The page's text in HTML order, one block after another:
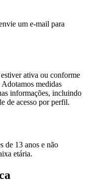
um e-mail para
ativa ou conforme
medidas
informações, incluindo
de acesso por perfil.
de 13 anos e não
etária.